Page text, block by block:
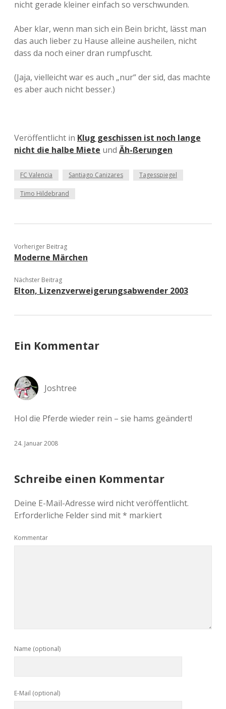
nicht gerade kleiner einfach so verschwunden.
Aber klar, wenn man sich ein Bein bricht, lässt man
das auch lieber zu Hause alleine ausheilen, nicht
dass da noch einer dran rumpfuscht.
(Jaja, vielleicht war es auch „nur“ der sid, das machte
es aber auch nicht besser.)
Veröffentlicht in Klug geschissen ist noch lange
nicht die halbe Miete und Äh-ßerungen
FC Valencia Santiago Canizares Tagesspiegel
Timo Hildebrand
Vorheriger Beitrag
Moderne Märchen
Nächster Beitrag
Elton, Lizenzverweigerungsabwender 2003
Ein Kommentar
Joshtree
Hol die Pferde wieder rein – sie hams geändert!
24. Januar 2008
Schreibe einen Kommentar
Deine E-Mail-Adresse wird nicht veröffentlicht.
Erforderliche Felder sind mit* markiert
Kommentar
Name (optional)
E-Mail (optional)